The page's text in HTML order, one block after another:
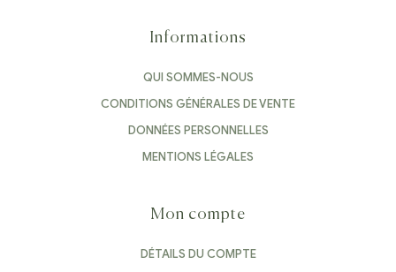
Informations
QUI SOMMES-NOUS
CONDITIONS GÉNÉRALES DE VENTE
DONNÉES PERSONNELLES
MENTIONS LÉGALES
Mon compte
DÉTAILS DU COMPTE